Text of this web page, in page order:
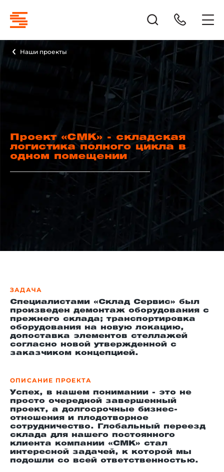
Наши проекты
Проект «СМК» - складская
логистика полного цикла в
одном помещении
ЗАДАЧА
Специалистами «Склад Сервис» был
произведен демонтаж оборудования с
прежнего склада; транспортировка
оборудования на новую локацию,
допоставка элементов стеллажей
согласно новой утвержденной с
заказчиком концепцией.
ОПИСАНИЕ ПРОЕКТА
Успех, в нашем понимании - это не
просто очередной завершенный
проект, а долгосрочные бизнес-
отношения и плодотворное
сотрудничество. Глобальный переезд
склада для нашего постоянного
клиента компании «СМК» стал
интересной задачей, к которой мы
подошли со всей ответственностью.